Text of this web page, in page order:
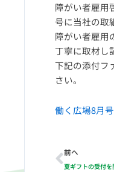
障がい者雇用
号に当社の取
障がい者雇用
丁寧に取材し
下記の添付フ
さい。
働く広場8月
Prev
前へ